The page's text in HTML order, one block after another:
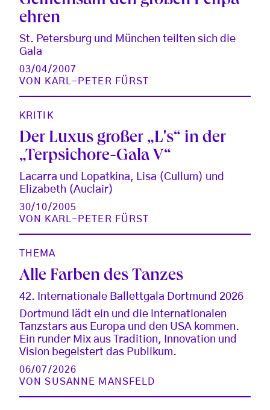
ehren
St. Petersburg und München teilten sich die
Gala
03/04/2007
VON
KARL-PETER FÜRST
KRITIK
Der Luxus großer „L's“ in der
„Terpsichore-Gala V“
Lacarra und Lopatkina, Lisa (Cullum) und
Elizabeth (Auclair)
30/10/2005
VON
KARL-PETER FÜRST
THEMA
Alle Farben des Tanzes
42. Internationale Ballettgala Dortmund 2026
Dortmund lädt ein und die internationalen
Tanzstars aus Europa und den USA kommen.
Ein runder Mix aus Tradition, Innovation und
Vision begeistert das Publikum.
06/07/2026
VONSUSANNE MANSFELD